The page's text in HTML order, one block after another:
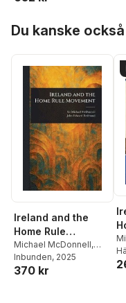
Du kanske
Ireland and the
Home Rule
Movement
Michael McDonnell,
John Edward Redmond
Inbunden, 2025
370 kr